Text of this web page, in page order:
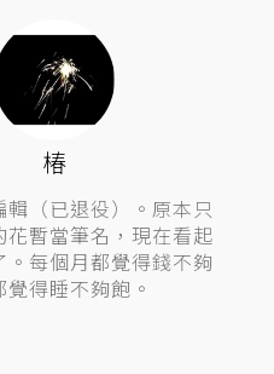
椿
輯（已退役）。原本只
花暫當筆名，現在看起
每個月都覺得錢不夠
得睡不夠飽。